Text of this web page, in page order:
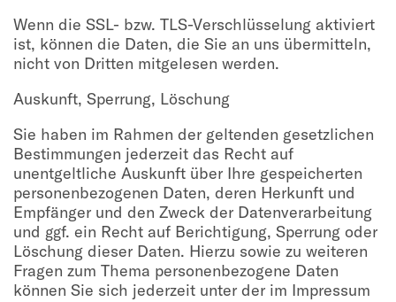
Wenn die SSL- bzw. TLS-Verschlüsselung aktiviert
ist, können die Daten, die Sie an uns übermitteln,
nicht von Dritten mitgelesen werden.
Auskunft, Sperrung, Löschung
Sie haben im Rahmen der geltenden gesetzlichen
Bestimmungen jederzeit das Recht auf
unentgeltliche Auskunft über Ihre gespeicherten
personenbezogenen Daten, deren Herkunft und
Empfänger und den Zweck der Datenverarbeitung
und ggf. ein Recht auf Berichtigung, Sperrung oder
Löschung dieser Daten. Hierzu sowie zu weiteren
Fragen zum Thema personenbezogene Daten
können Sie sich jederzeit unter der im Impressum